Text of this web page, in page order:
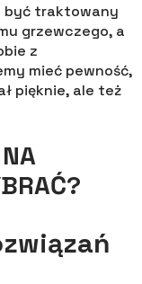
być traktowany
grzewczego, a
z
mieć pewność,
pięknie, ale też